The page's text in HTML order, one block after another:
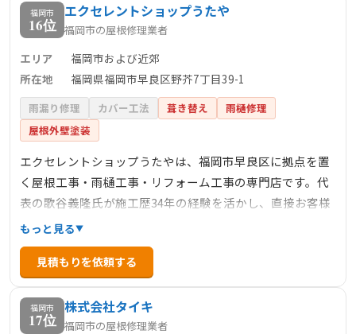
を行っています。現地調査や見積もりは無料で行ってお
り、お客様のニーズに合わせた最適な提案を心掛けていま
す。
福岡市
16位
エクセレントショップうたや
福岡市の屋根修理業者
エリア
福岡市および近郊
所在地
福岡県福岡市早良区野芥7丁目39-1
雨漏り修理 カバー工法 葺き替え
雨樋修理
屋根外壁塗装
エクセレントショップうたやは、福岡市早良区に拠点を置
く屋根工事・雨樋工事・リフォーム工事の専門店です。代
表の歌谷義隆氏が施工歴34年の経験を活かし、直接お客様
のもとへ伺い、丁寧な対応を心掛けています。中間業者を
通さず、材料の加工もすべて自社で行うことで、安価で高
品質な工事を提供しています。お見積もりは無料で、問い
合わせ後の営業活動は一切行わないため、安心してご相談
いただけます。
もっと見る
見積もりを依頼する
福岡市
17位
株式会社タイキ
福岡市の屋根修理業者